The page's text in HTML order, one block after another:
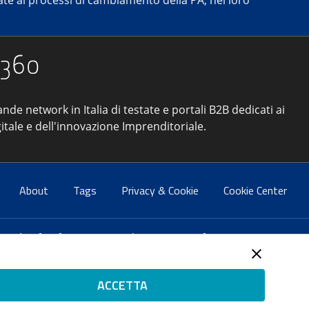
network in Italia di testate e portali B2B dedicati ai
e dell'innovazione Imprenditoriale.
About Tags Privacy & Cookie Cookie Center
info@forumpa.it- tel. 06 684251 - fax. 06 68425433
2 maggio 2008 - Direttore resp. Michela Stentella
per il sistema di management di qualità SQS (ISO
ACCETTA